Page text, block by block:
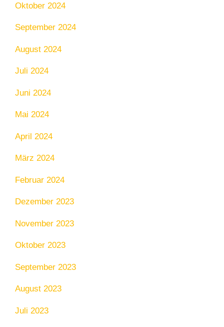
Oktober 2024
September 2024
August 2024
Juli 2024
Juni 2024
Mai 2024
April 2024
März 2024
Februar 2024
Dezember 2023
November 2023
Oktober 2023
September 2023
August 2023
Juli 2023